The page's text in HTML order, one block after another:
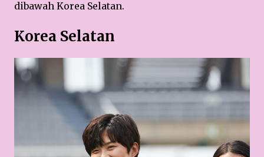
dibawah Korea Selatan.
Korea Selatan